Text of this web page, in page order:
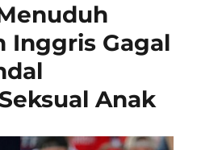
Inggris Gagal
Anak